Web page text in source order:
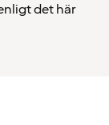
det här